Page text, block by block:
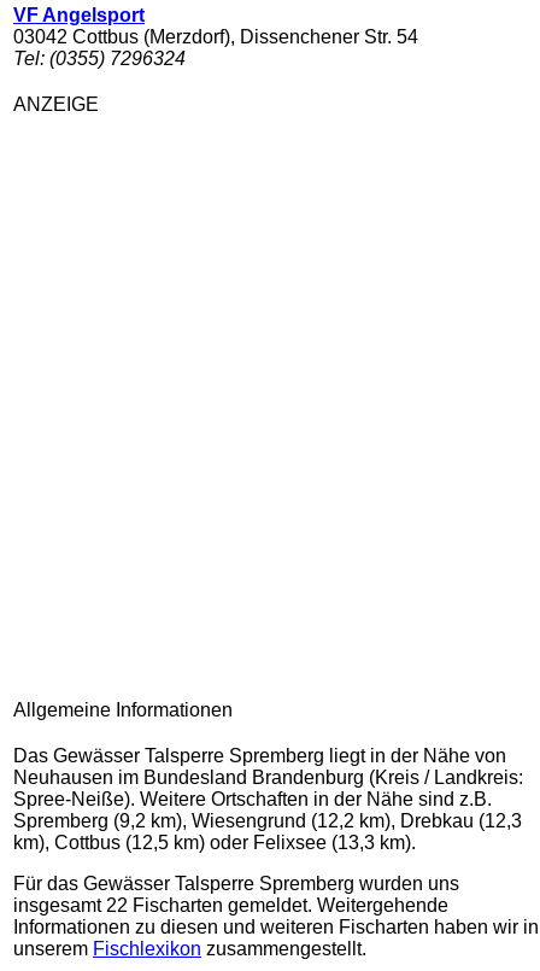
VF Angelsport
03042 Cottbus (Merzdorf), Dissenchener Str. 54
Tel: (0355) 7296324
ANZEIGE
Allgemeine Informationen
Das Gewässer Talsperre Spremberg liegt in der Nähe von
Neuhausen im Bundesland Brandenburg (Kreis / Landkreis:
Spree-Neiße). Weitere Ortschaften in der Nähe sind z.B.
Spremberg (9,2 km), Wiesengrund (12,2 km), Drebkau (12,3
km), Cottbus (12,5 km) oder Felixsee (13,3 km).
Für das Gewässer Talsperre Spremberg wurden uns
insgesamt 22 Fischarten gemeldet. Weitergehende
Informationen zu diesen und weiteren Fischarten haben wir in
unserem Fischlexikon zusammengestellt.